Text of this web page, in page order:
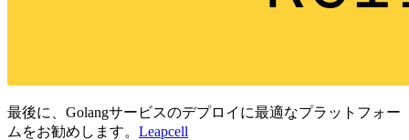
最後に、Golangサービスのデプロイに最適なプラットフォー
ムをお勧めします。 Leapcell